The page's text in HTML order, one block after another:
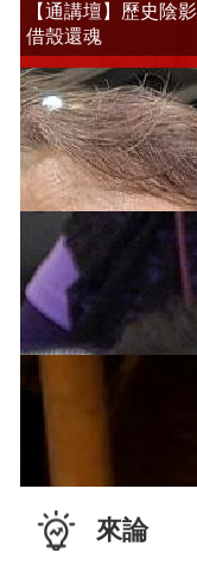
【通講壇】歷史陰
借殼還魂
來論